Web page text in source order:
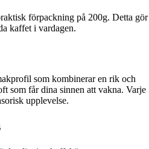
förpackning på 200g. Detta gör
kaffet i vardagen.
som kombinerar en rik och
som får dina sinnen att vakna. Varje
upplevelse.